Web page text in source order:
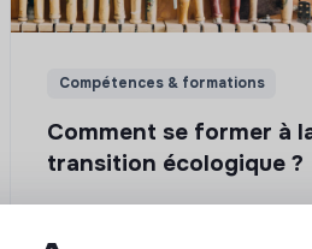
Compétences & formations
Comment se former à
transition écologique ?